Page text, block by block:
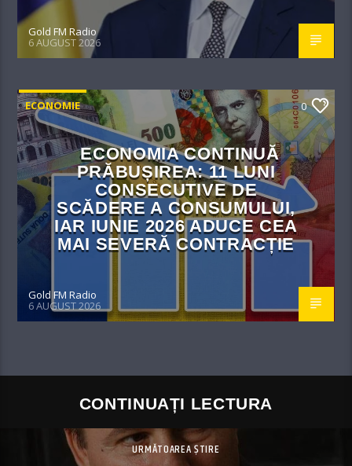
Gold FM Radio
6 AUGUST 2026
ECONOMIE 0
ECONOMIA CONTINUĂ
PRĂBUȘIREA: 11 LUNI
CONSECUTIVE DE
SCĂDERE A CONSUMULUI,
IAR IUNIE 2026 ADUCE CEA
MAI SEVERĂ CONTRACȚIE
Gold FM Radio
6 AUGUST 2026
CONTINUAȚI LECTURA
URMĂTOAREA ȘTIRE